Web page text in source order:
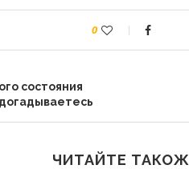
0
состояния
ЧИТАЙТЕ ТАКОЖ